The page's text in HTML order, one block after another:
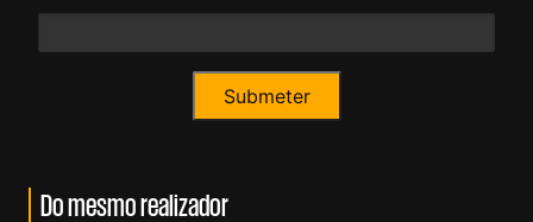
Do mesmo realizador